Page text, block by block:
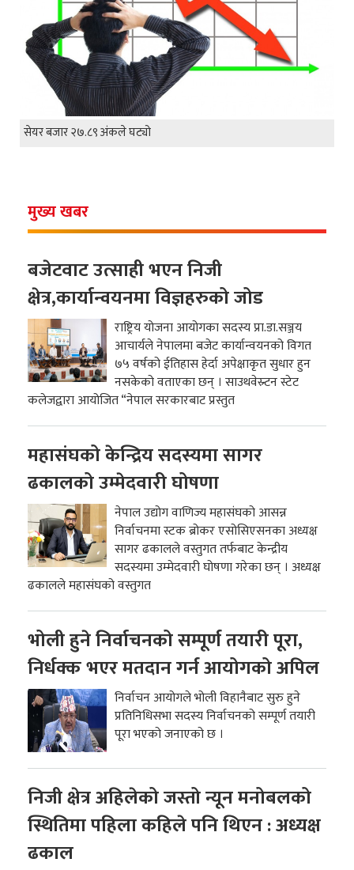
सेयर बजार २७.८९ अंकले घट्यो
मुख्य खबर
बजेटवाट उत्साही भएन निजी
क्षेत्र,कार्यान्वयनमा विज्ञहरुको जोड
राष्ट्रिय योजना आयोगका सदस्य प्रा.डा.सञ्जय
आचार्यले नेपालमा बजेट कार्यान्वयनको विगत
७५ वर्षको ईतिहास हेर्दा अपेक्षाकृत सुधार हुन
नसकेको वताएका छन् । साउथवेस्र्टन स्टेट
कलेजद्वारा आयोजित “नेपाल सरकारबाट प्रस्तुत
महासंघको केन्द्रिय सदस्यमा सागर
ढकालको उम्मेदवारी घोषणा
नेपाल उद्योग वाणिज्य महासंघको आसन्न
निर्वाचनमा स्टक ब्रोकर एसोसिएसनका अध्यक्ष
सागर ढकालले वस्तुगत तर्फबाट केन्द्रीय
सदस्यमा उम्मेदवारी घोषणा गरेका छन् । अध्यक्ष
ढकालले महासंघको वस्तुगत
भोली हुने निर्वाचनको सम्पूर्ण तयारी पूरा,
निर्धक्क भएर मतदान गर्न आयोगको अपिल
निर्वाचन आयोगले भोली विहानैबाट सुरु हुने
प्रतिनिधिसभा सदस्य निर्वाचनको सम्पूर्ण तयारी
पूरा भएको जनाएको छ ।
निजी क्षेत्र अहिलेको जस्तो न्यून मनोबलको
स्थितिमा पहिला कहिले पनि थिएन : अध्यक्ष
ढकाल